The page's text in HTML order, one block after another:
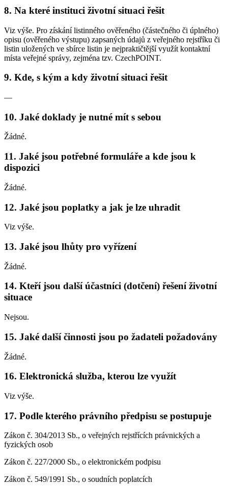
8. Na které instituci životní situaci řešit
Viz výše. Pro získání listinného ověřeného (částečného či úplného)
opisu (ověřeného výstupu) zapsaných údajů z veřejného rejstříku či
listin uložených ve sbírce listin je nejpraktičtější využít kontaktní
místa veřejné správy, zejména tzv. CzechPOINT.
9. Kde, s kým a kdy životní situaci řešit
—
10. Jaké doklady je nutné mít s sebou
Žádné.
11. Jaké jsou potřebné formuláře a kde jsou k
dispozici
Žádné.
12. Jaké jsou poplatky a jak je lze uhradit
Viz výše.
13. Jaké jsou lhůty pro vyřízení
Žádné.
14. Kteří jsou další účastníci (dotčení) řešení životní
situace
Nejsou.
15. Jaké další činnosti jsou po žadateli požadovány
Žádné.
16. Elektronická služba, kterou lze využít
Viz výše.
17. Podle kterého právního předpisu se postupuje
Zákon č. 304/2013 Sb., o veřejných rejstřících právnických a
fyzických osob
Zákon č. 227/2000 Sb., o elektronickém podpisu
Zákon č. 549/1991 Sb., o soudních poplatcích